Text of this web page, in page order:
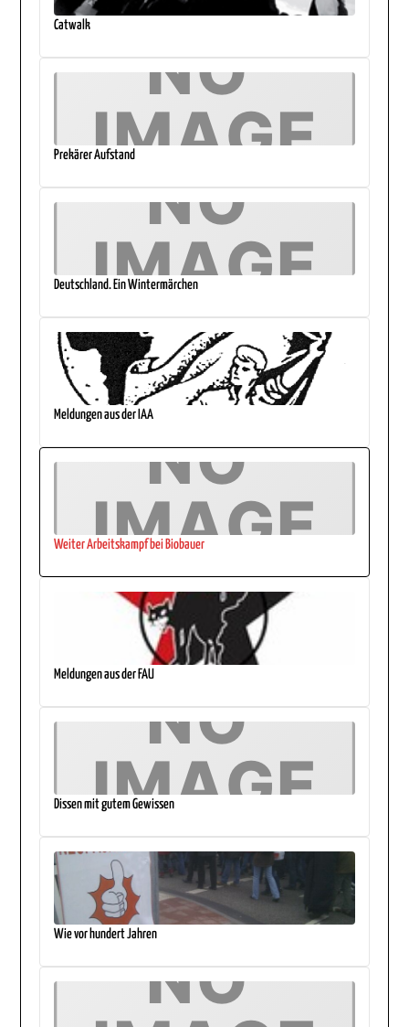
Catwalk
Prekärer Aufstand
Deutschland. Ein Wintermärchen
Meldungen aus der IAA
Weiter Arbeitskampf bei Biobauer
Meldungen aus der FAU
Dissen mit gutem Gewissen
Wie vor hundert Jahren